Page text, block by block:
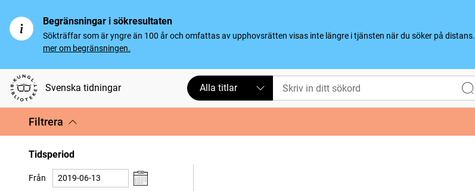
Begränsningar i sökresultaten
Sökträffar som är yngre än 100 år och omfattas av upphovsrätten visas inte längre i tjänsten när du söker på distans.
mer om begränsningen.
Svenska tidningar Alla titlar
Filtrera
Tidsperiod
Från